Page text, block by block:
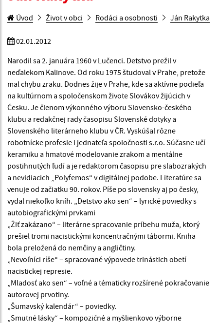
Úvod Život v obci Rodáci a osobnosti Ján Rakytka
02.01.2012
Narodil sa 2. januára 1960 v Lučenci. Detstvo prežil v
neďalekom Kalinove. Od roku 1975 študoval v Prahe, pretože
mal chybu zraku. Dodnes žije v Prahe, kde sa aktívne podieľa
na kultúrnom a spoločenskom živote Slovákov žijúcich v
Česku. Je členom výkonného výboru Slovensko-českého
klubu a redakčnej rady časopisu Slovenské dotyky a
Slovenského literárneho klubu v ČR. Vyskúšal rôzne
robotnícke profesie i jednateľa spoločnosti s.r.o. Súčasne učí
keramiku a hmatové modelovanie zrakom a mentálne
postihnutých ľudí a je redaktorom časopisu pre slabozrakých
a nevidiacich „Polyfemos“ v digitálnej podobe. Literatúre sa
venuje od začiatku 90. rokov. Píše po slovensky aj po česky,
vydal niekoľko kníh. „Detstvo ako sen“ – lyrické poviedky s
autobiografickými prvkami
„Žiť zakázano“ – literárne spracovanie príbehu muža, ktorý
prešiel tromi nacistickými koncentračnými tábormi. Kniha
bola preložená do nemčiny a angličtiny.
„Nevoľníci ríše“ – spracované výpovede trinástich obetí
nacistickej represie.
„Mladosť ako sen“ – voľné a tématicky rozšírené pokračovanie
autorovej prvotiny.
„Šumavský kalendár“ – poviedky.
„Smutné lásky“ – kompozičné a myšlienkovo výborne